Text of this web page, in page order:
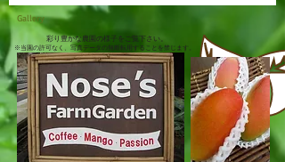
Gallery
彩り豊かな農園の様子をご覧下さい。
※当園の許可なく、写真データの無断転用することを禁じます。